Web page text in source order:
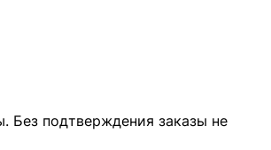
Без подтверждения заказы не